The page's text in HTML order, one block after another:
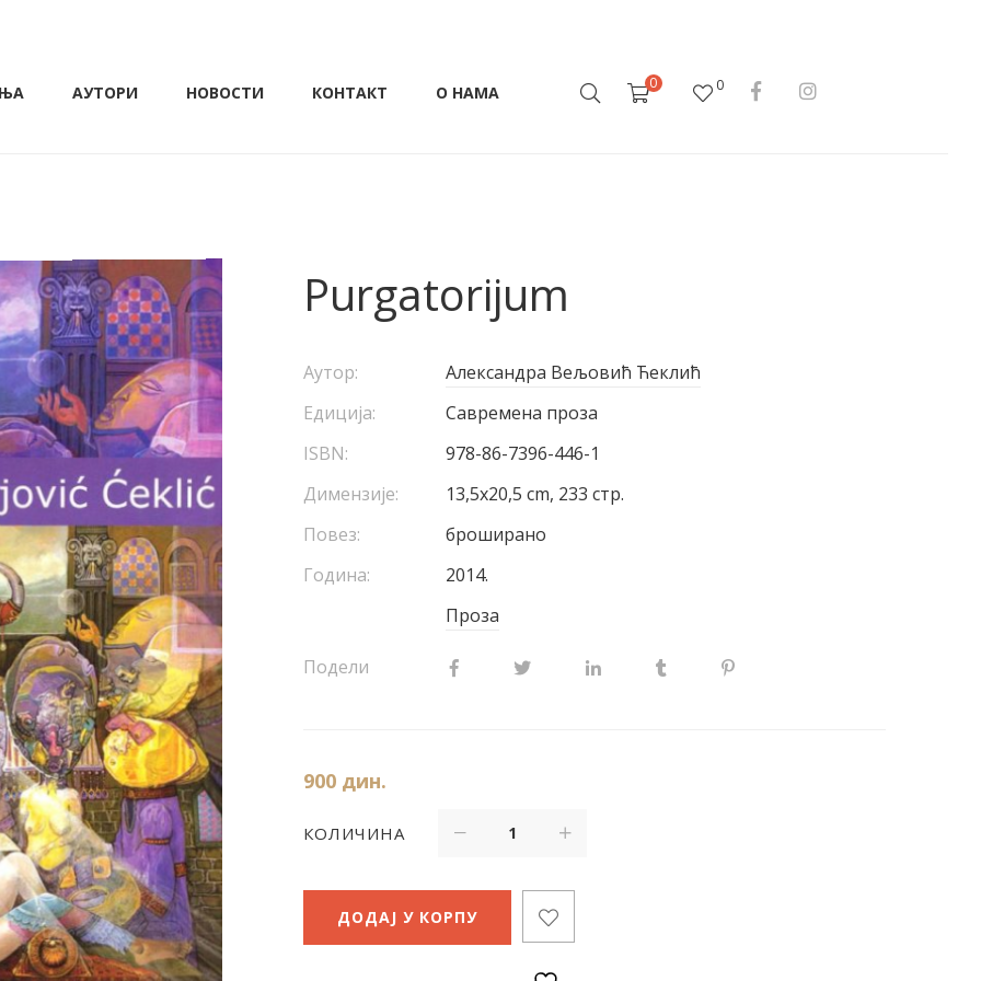
АУТОРИ НОВОСТИ КОНТАКТ О НАМА 0 0
Purgatorijum
Аутор:
Александра Вељовић Ћеклић
Едиција:
Савремена проза
ISBN:
978-86-7396-446-1
Димензије:
13,5x20,5 cm, 233 стр.
Повез:
броширано
Година:
2014.
Проза
Подели
900 дин.
КОЛИЧИНА
ДОДАЈ У КОРПУ